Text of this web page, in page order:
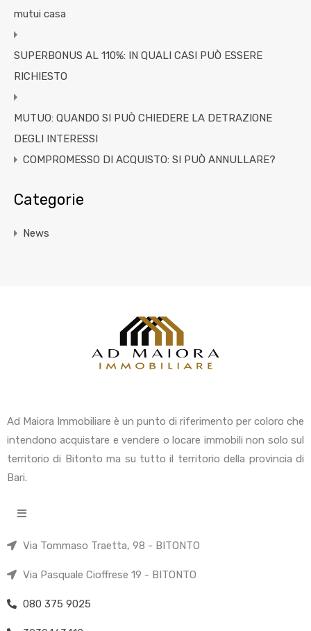
mutui casa
SUPERBONUS AL 110%: IN QUALI CASI PUÒ ESSERE
RICHIESTO
MUTUO: QUANDO SI PUÒ CHIEDERE LA DETRAZIONE
DEGLI INTERESSI
COMPROMESSO DI ACQUISTO: SI PUÒ ANNULLARE?
Categorie
News
Ad Maiora Immobiliare è un punto di riferimento per coloro che
intendono acquistare e vendere o locare immobili non solo sul
territorio di Bitonto ma su tutto il territorio della provincia di
Bari.
Via Tommaso Traetta, 98 - BITONTO
Via Pasquale Cioffrese 19 - BITONTO
080 375 9025